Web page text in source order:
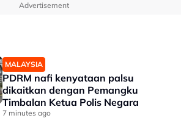
Advertisement
MALAYSIA
PDRM nafi kenyataan palsu
dikaitkan dengan Pemangku
Timbalan Ketua Polis Negara
7 minutes ago